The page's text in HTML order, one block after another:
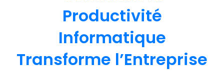
Productivité
Informatique
Transforme l’Entreprise